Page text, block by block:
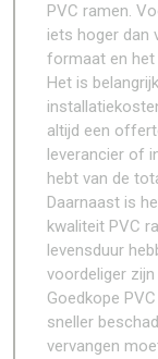
PVC ramen.
iets hoger dan
formaat en het
Het is
altijd een
leverancier of
hebt van de
Daarnaast is
kwaliteit PVC
levensduur
voordeliger
Goedkope
sneller
vervangen